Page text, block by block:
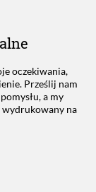
oczekiwania,
Prześlij nam
a my
na